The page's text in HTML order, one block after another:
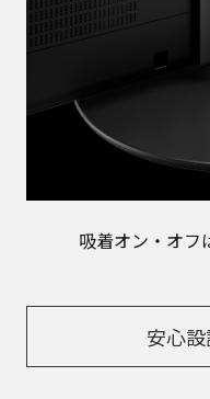
吸着オン・オフ
安心